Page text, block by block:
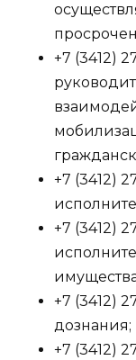
+7 (3412)
+7 (3412)
+7 (3412)
+7 (3412)
дознания;
+7 (3412)